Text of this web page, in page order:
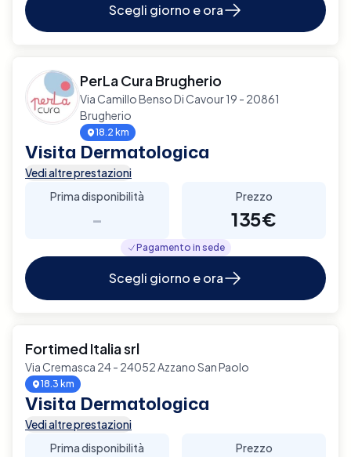
Scegli giorno e ora
PerLa Cura Brugherio
Via Camillo Benso Di Cavour 19 - 20861
Brugherio
18.2 km
Visita Dermatologica
Vedi altre prestazioni
Prima disponibilità
-
Prezzo
135€
Pagamento in sede
Scegli giorno e ora
Fortimed Italia srl
Via Cremasca 24 - 24052 Azzano San Paolo
18.3 km
Visita Dermatologica
Vedi altre prestazioni
Prima disponibilità
Prezzo